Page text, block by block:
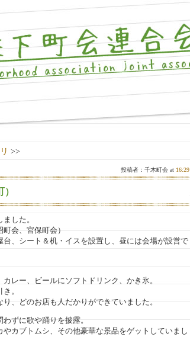
>>
投稿者：千木町会 at 16:29
した。
会、宮保町会）
、シート＆机・イスを設置し、昼には会場が設営で
レー、ビールにソフトドリンク、かき氷。
。
、どのお店も人だかりができていました。
ずに歌や踊りを披露。
カブトムシ、その他豪華な景品をゲットしていまし